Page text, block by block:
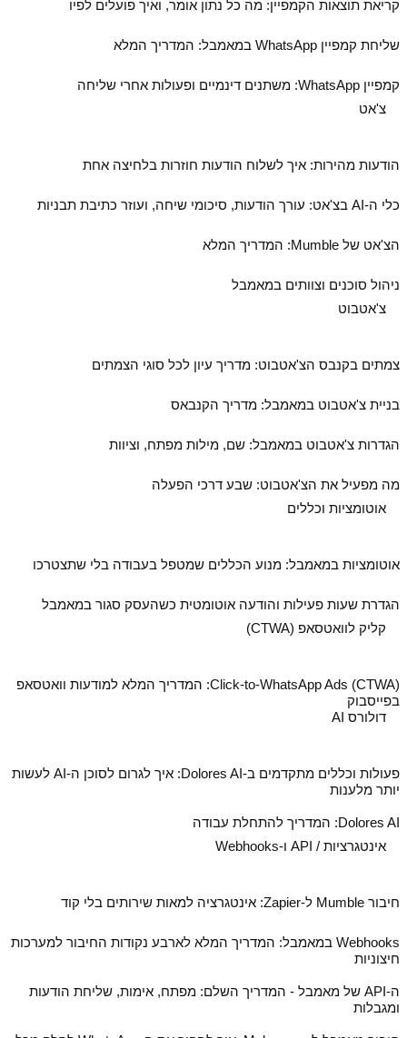
קריאת תוצאות הקמפיין: מה כל נתון אומר, ואיך פועלים לפיו
שליחת קמפיין WhatsApp במאמבל: המדריך המלא
קמפיין WhatsApp: משתנים דינמיים ופעולות אחרי שליחה
צ'אט
הודעות מהירות: איך לשלוח הודעות חוזרות בלחיצה אחת
כלי ה‑AI בצ'אט: עורך הודעות, סיכומי שיחה, ועוזר כתיבת תבניות
הצ'אט של Mumble: המדריך המלא
ניהול סוכנים וצוותים במאמבל
צ'אטבוט
צמתים בקנבס הצ'אטבוט: מדריך עיון לכל סוגי הצמתים
בניית צ'אטבוט במאמבל: מדריך הקנבאס
הגדרות צ'אטבוט במאמבל: שם, מילות מפתח, וציוות
מה מפעיל את הצ'אטבוט: שבע דרכי הפעלה
אוטומציות וכללים
אוטומציות במאמבל: מנוע הכללים שמטפל בעבודה בלי שתצטרכו
הגדרת שעות פעילות והודעה אוטומטית כשהעסק סגור במאמבל
קליק לוואטסאפ (CTWA)
Click-to-WhatsApp Ads (CTWA): המדריך המלא למודעות וואטסאפ
בפייסבוק
דולורס AI
פעולות וכללים מתקדמים ב‑Dolores AI: איך לגרום לסוכן ה‑AI לעשות
יותר מלענות
Dolores AI: המדריך להתחלת עבודה
אינטגרציות / API ו-Webhooks
חיבור Mumble ל‑Zapier: אינטגרציה למאות שירותים בלי קוד
Webhooks במאמבל: המדריך המלא לארבע נקודות החיבור למערכות
חיצוניות
ה‑API של מאמבל - המדריך השלם: מפתח, אימות, שליחת הודעות
ומגבלות